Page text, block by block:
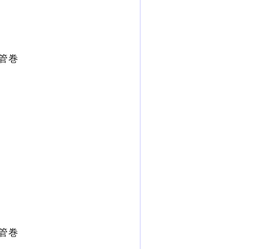
巻
巻